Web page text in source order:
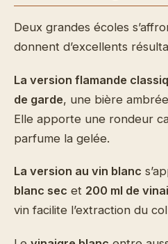
Deux grandes écoles
donnent d’excellents
La version flamande
de garde, une bière
Elle apporte une rondeur
parfume la gelée.
La version au vin blanc
blanc sec et 200 ml de
vin facilite l’extraction du